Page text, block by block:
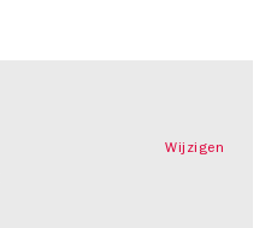
Wijzigen